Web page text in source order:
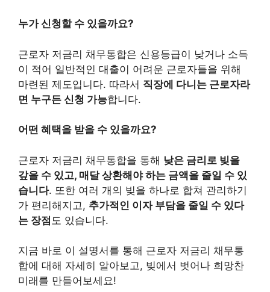
누가 신청할 수 있을까요?
근로자 저금리 채무통합은 신용등급이 낮거나 소득
이 적어 일반적인 대출이 어려운 근로자들을 위해
마련된 제도입니다. 따라서 직장에 다니는 근로자라
면 누구든 신청 가능합니다.
어떤 혜택을 받을 수 있을까요?
근로자 저금리 채무통합을 통해 낮은 금리로 빚을
갚을 수 있고, 매달 상환해야 하는 금액을 줄일 수 있
습니다. 또한 여러 개의 빚을 하나로 합쳐 관리하기
가 편리해지고, 추가적인 이자 부담을 줄일 수 있다
는 장점 도 있습니다.
지금 바로 이 설명서를 통해 근로자 저금리 채무통
합에 대해 자세히 알아보고, 빚에서 벗어나 희망찬
미래를 만들어보세요!